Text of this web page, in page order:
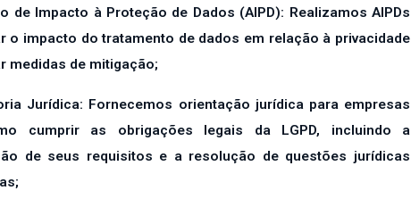
de Impacto à Proteção de Dados (AIPD): Realizamos AIPDs
o impacto do tratamento de dados em relação à privacidade
medidas de mitigação;
Jurídica: Fornecemos orientação jurídica para empresas
cumprir as obrigações legais da LGPD, incluindo a
de seus requisitos e a resolução de questões jurídicas